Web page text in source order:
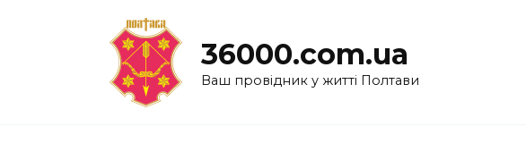
36000.com.ua
Ваш провідник у житті Полтави